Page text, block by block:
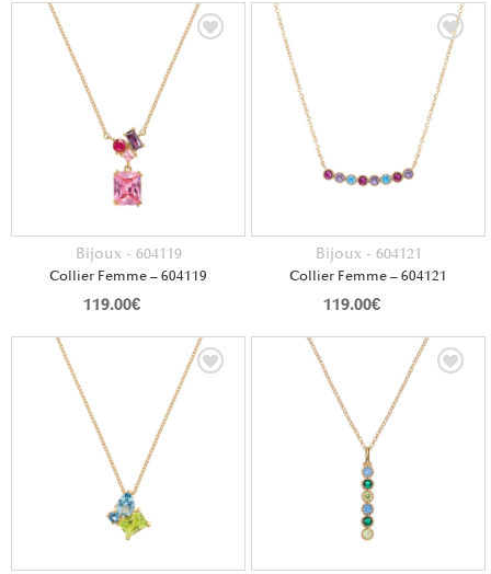
Bijoux - 604119
Collier Femme – 604119
119.00€
Bijoux - 604121
Collier Femme – 604121
119.00€